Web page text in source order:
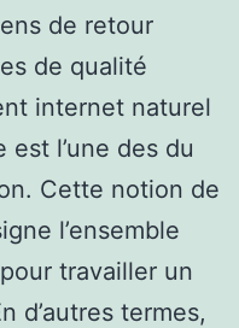
de retour
de qualité
internet naturel
l’une des du
Cette notion de
l’ensemble
travailler un
d’autres termes,